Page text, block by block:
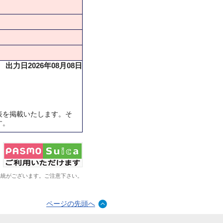
出力日2026年08月08日
掲載いたします。そ
がございます。ご注意下さい。
ページの先頭へ